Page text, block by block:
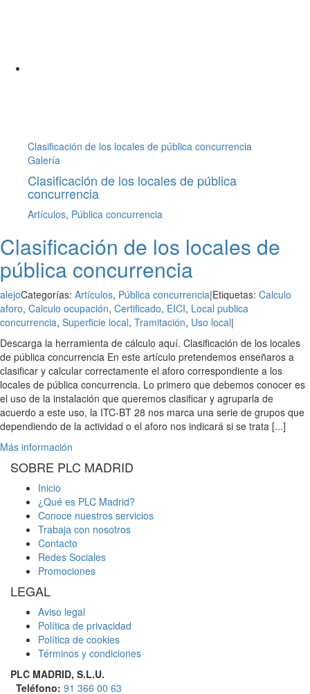
Clasificación de los locales de pública concurrencia
Galería
Clasificación de los locales de pública
concurrencia
Artículos, Pública concurrencia
Clasificación de los locales de
pública concurrencia
alejoCategorías: Artículos, Pública concurrencia|Etiquetas: Calculo
aforo, Calculo ocupación, Certificado, EICI, Local publica
concurrencia, Superficie local, Tramitación, Uso local|
Descarga la herramienta de cálculo aquí. Clasificación de los locales
de pública concurrencia En este artículo pretendemos enseñaros a
clasificar y calcular correctamente el aforo correspondiente a los
locales de pública concurrencia. Lo primero que debemos conocer es
el uso de la instalación que queremos clasificar y agruparla de
acuerdo a este uso, la ITC-BT 28 nos marca una serie de grupos que
dependiendo de la actividad o el aforo nos indicará si se trata [...]
Más información
SOBRE PLC MADRID
Inicio
¿Qué es PLC Madrid?
Conoce nuestros servicios
Trabaja con nosotros
Contacto
Redes Sociales
Promociones
LEGAL
Aviso legal
Política de privacidad
Política de cookies
Términos y condiciones
PLC MADRID, S.L.U.
Teléfono: 91 366 00 63